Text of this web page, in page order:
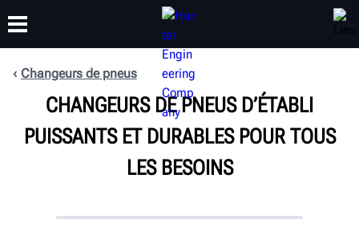
PRODUITS ASSISTANCE
FORMATION
Changeurs de pneus
CHANGEURS DE PNEUS D’ÉTABLI
PUISSANTS ET DURABLES POUR TOUS
LES BESOINS